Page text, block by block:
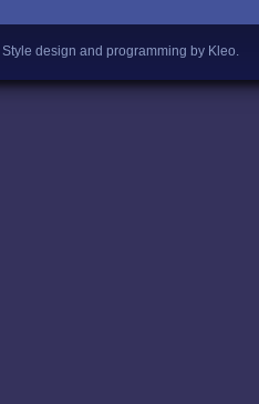
Style design and programming by Kleo.